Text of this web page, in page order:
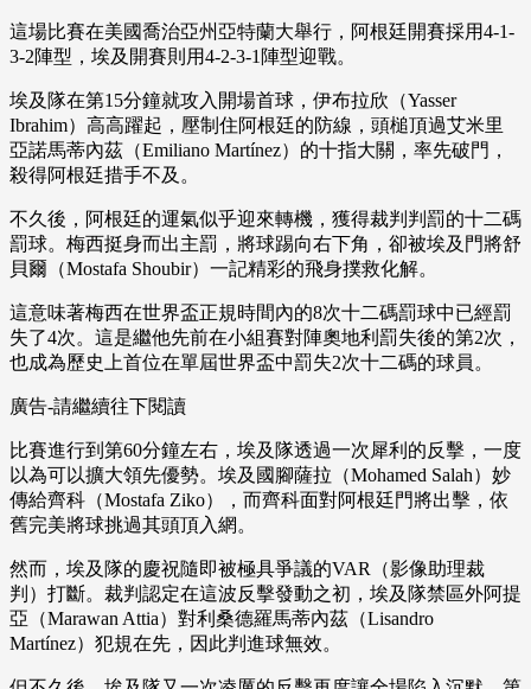
這場比賽在美國喬治亞州亞特蘭大舉行，阿根廷開賽採用4-1-
3-2陣型，埃及開賽則用4-2-3-1陣型迎戰。
埃及隊在第15分鐘就攻入開場首球，伊布拉欣（Yasser
Ibrahim）高高躍起，壓制住阿根廷的防線，頭槌頂過艾米里
亞諾馬蒂內茲（Emiliano Martínez）的十指大關，率先破門，
殺得阿根廷措手不及。
不久後，阿根廷的運氣似乎迎來轉機，獲得裁判判罰的十二碼
罰球。梅西挺身而出主罰，將球踢向右下角，卻被埃及門將舒
貝爾（Mostafa Shoubir）一記精彩的飛身撲救化解。
這意味著梅西在世界盃正規時間內的8次十二碼罰球中已經罰
失了4次。這是繼他先前在小組賽對陣奧地利罰失後的第2次，
也成為歷史上首位在單屆世界盃中罰失2次十二碼的球員。
廣告-請繼續往下閱讀
比賽進行到第60分鐘左右，埃及隊透過一次犀利的反擊，一度
以為可以擴大領先優勢。埃及國腳薩拉（Mohamed Salah）妙
傳給齊科（Mostafa Ziko），而齊科面對阿根廷門將出擊，依
舊完美將球挑過其頭頂入網。
然而，埃及隊的慶祝隨即被極具爭議的VAR（影像助理裁
判）打斷。裁判認定在這波反擊發動之初，埃及隊禁區外阿提
亞（Marawan Attia）對利桑德羅馬蒂內茲（Lisandro
Martínez）犯規在先，因此判進球無效。